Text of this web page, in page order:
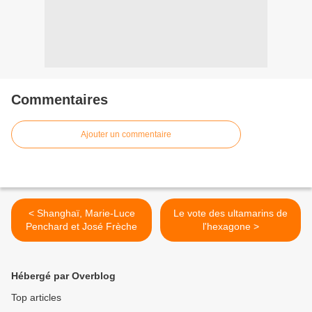
Commentaires
Ajouter un commentaire
< Shanghaï, Marie-Luce
Penchard et José Frèche
Le vote des ultamarins de
l'hexagone >
Hébergé par Overblog
Top articles